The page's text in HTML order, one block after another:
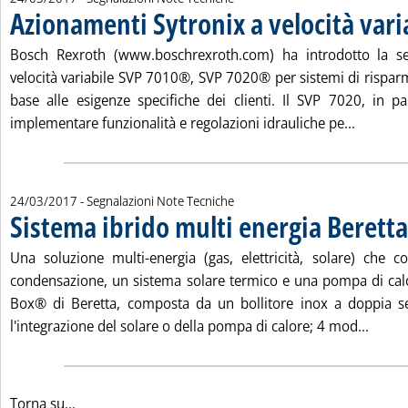
Azionamenti Sytronix a velocità
Bosch Rexroth (www.boschrexroth.com) ha introdotto la
velocità variabile SVP 7010®, SVP 7020® per sistemi di
base alle esigenze specifiche dei clienti. Il SVP 7020, in
implementare funzionalità e regolazioni idrauliche pe...
24/03/2017 - Segnalazioni Note Tecniche
Sistema ibrido multi energia Beretta
Una soluzione multi-energia (gas, elettricità, solare) che
condensazione, un sistema solare termico e una pompa di
Box® di Beretta, composta da un bollitore inox a doppia
l'integrazione del solare o della pompa di calore; 4 mod...
Torna su...